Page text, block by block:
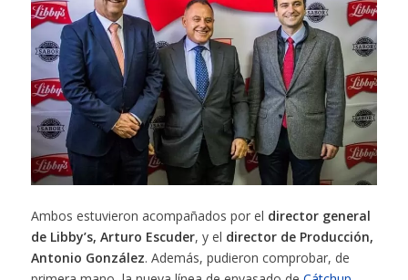
Ambos estuvieron acompañados por el director general
de Libby’s, Arturo Escuder, y el director de Producción,
Antonio González. Además, pudieron comprobar, de